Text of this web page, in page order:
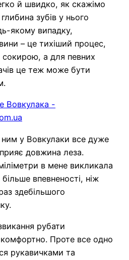
й швидко, як скажімо
зубів у нього
якому випадку,
– це тихіший процес,
сокирою, а для певних
це теж може бути
у Вовкулаки все дуже
довжина леза.
в мене викликала
впевненості, ніж
здебільшого
рубати
Проте все одно
рукавичками та